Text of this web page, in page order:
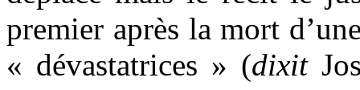
premier après la mort
« dévastatrices » (dixit